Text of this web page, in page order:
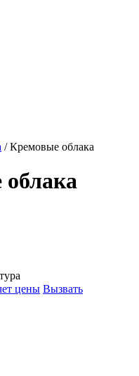
/ Кремовые облака
цены Вызвать